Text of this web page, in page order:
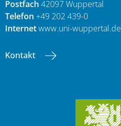
Postfach 42097 Wuppertal
Telefon +49 202 439-0
Internetwww.uni-wuppertal.de
Kontakt